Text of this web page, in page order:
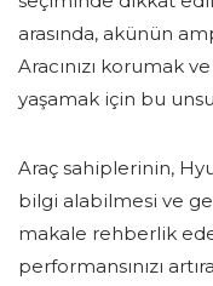
arasında, akünün
Aracınızı korumak
yaşamak için bu
Araç sahiplerinin,
bilgi alabilmesi ve
makale rehberlik
performansınızı